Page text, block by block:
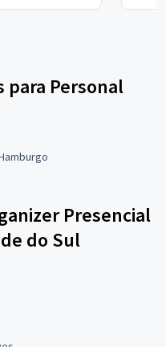
para Personal
Presencial
do Sul